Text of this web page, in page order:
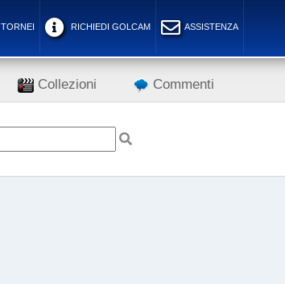
TORNEI RICHIEDI GOLCAM ASSISTENZA
Collezioni Commenti